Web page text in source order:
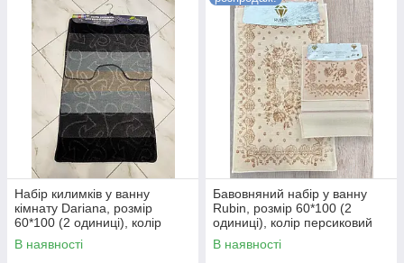
Набір килимків у ванну
кімнату Dariana, розмір
60*100 (2 одиниці), колір
сірий
В наявності
Бавовняний набір у ванну
Rubin, розмір 60*100 (2
одиниці), колір персиковий
В наявності